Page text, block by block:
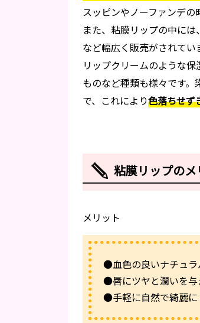
スッピンやノーファンデの
また、粘膜リップの中に
など幅広く販売がされてい
リップクリームのような
ものなど種類も様々です
で、これにより色落ちせず
粘膜リップの
メリット
●血色の良いナチュラ
●唇にツヤと潤いを与
●手軽に自然で綺麗に